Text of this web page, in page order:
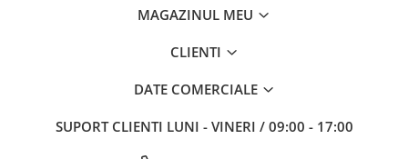
MAGAZINUL MEU
CLIENTI
DATE COMERCIALE
SUPORT CLIENTI LUNI - VINERI / 09:00 - 17:00